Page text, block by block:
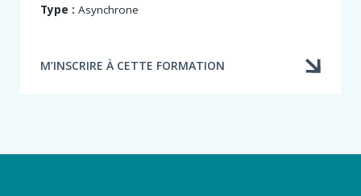
Type : Asynchrone
M’INSCRIRE À CETTE FORMATION